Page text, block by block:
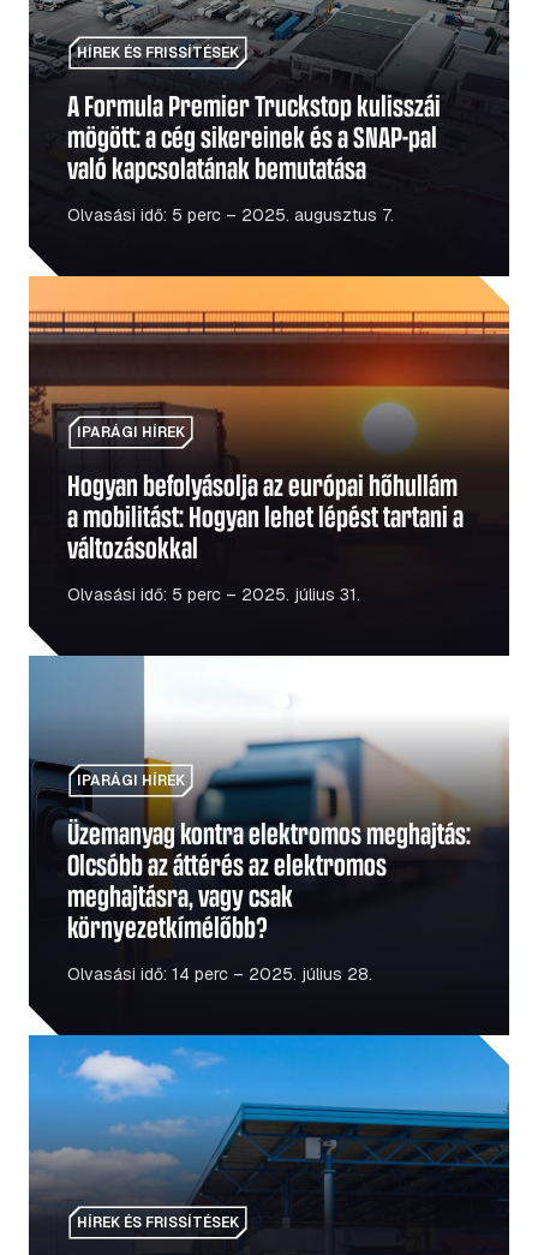
HÍREK ÉS FRISSÍTÉSEK
A Formula Premier Truckstop kulisszái
mögött: a cég sikereinek és a SNAP-pal
való kapcsolatának bemutatása
Olvasási idő: 5 perc – 2025. augusztus 7.
Hogyan befolyásolja az európai hőhullám a mobilitást:
IPARÁGI HÍREK
Hogyan befolyásolja az európai hőhullám
a mobilitást: Hogyan lehet lépést tartani a
változásokkal
Olvasási idő: 5 perc – 2025. július 31.
IPARÁGI HÍREK
Üzemanyag kontra elektromos meghajtás:
Olcsóbb az áttérés az elektromos
meghajtásra, vagy csak
környezetkímélőbb?
Olvasási idő: 14 perc – 2025. július 28.
Újra megnyílik a lengyel–ukrán határ: amit a
HÍREK ÉS FRISSÍTÉSEK